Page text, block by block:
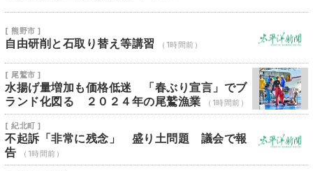
[ 熊野市 ]
自由研削と石取り替え等講習 （1時間前）
[ 尾鷲市 ]
水揚げ量増加も価格低迷 「春ぶり宣言」でブ
ランド化図る ２０２４年の尾鷲漁業
（1時間前）
[ 紀北町 ]
不起訴「非常に残念」 盛り土問題 議会で報
告
（1時間前）